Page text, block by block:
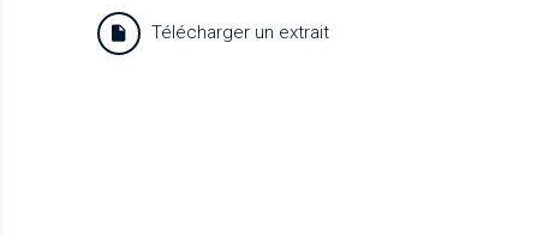
Télécharger un extrait